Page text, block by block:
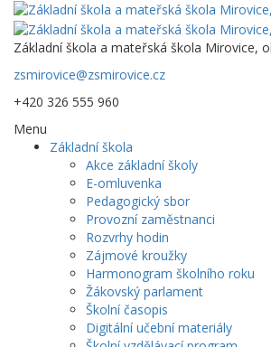
Základní škola a mateřská škola Mirovice,
zsmirovice@zsmirovice.cz
+420 326 555 960
Menu
Základní škola
Akce základní školy
E-omluvenka
Pedagogický sbor
Provozní zaměstnanci
Rozvrhy hodin
Zájmové kroužky
Harmonogram školního roku
Žákovský parlament
Školní časopis
Digitální učební materiály